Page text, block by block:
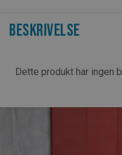
Beskrivelse
Dette produkt har ingen